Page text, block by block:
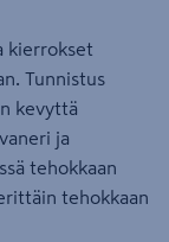
kierrokset
Tunnistus
kevyttä
ja
tehokkaan
tehokkaan